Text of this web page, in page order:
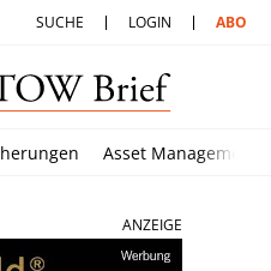
SUCHE LOGIN ABO
Asset Management
ANZEIGE